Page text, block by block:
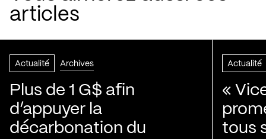
articles
Actualité Archives
Plus de 1 G$ afin
d’appuyer la
décarbonation du
Actualité
«
tous